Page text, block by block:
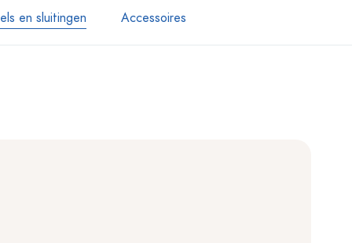
en sluitingen Accessoires